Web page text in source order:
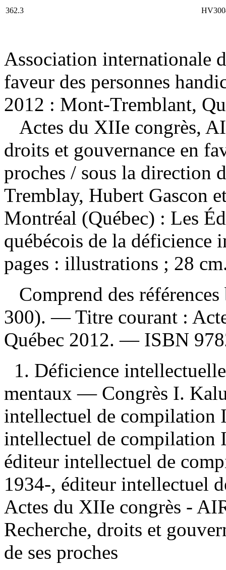
362.3
Association internationale
faveur des personnes
2012 : Mont-Tremblant,
Actes du XIIe congrès,
droits et gouvernance en
proches / sous la direction
Tremblay, Hubert Gascon
Montréal (Québec) : Les
québécois de la
pages : illustrations ; 28
Comprend des
300). —Titre courant :
Québec 2012. — ISBN
1. Déficience
mentaux — Congrès I.
intellectuel de
intellectuel de compilation
éditeur intellectuel de
1934-, éditeur intellectuel
Actes du XIIe congrès -
Recherche, droits et
de ses proches